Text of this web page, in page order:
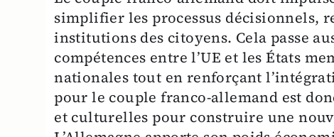
simplifier les processus décisionnels,
institutions des citoyens. Cela passe
compétences entre l’UE et les États
nationales tout en renforçant
pour le couple franco-allemand est
et culturelles pour construire une